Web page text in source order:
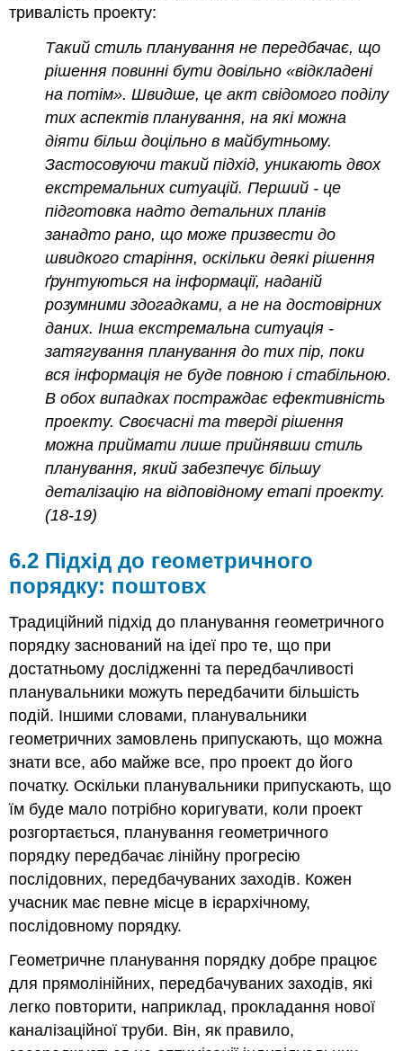
тривалість проекту:
Такий стиль планування не передбачає, що
рішення повинні бути довільно «відкладені
на потім». Швидше, це акт свідомого поділу
тих аспектів планування, на які можна
діяти більш доцільно в майбутньому.
Застосовуючи такий підхід, уникають двох
екстремальних ситуацій. Перший - це
підготовка надто детальних планів
занадто рано, що може призвести до
швидкого старіння, оскільки деякі рішення
ґрунтуються на інформації, наданій
розумними здогадками, а не на достовірних
даних. Інша екстремальна ситуація -
затягування планування до тих пір, поки
вся інформація не буде повною і стабільною.
В обох випадках постраждає ефективність
проекту. Своєчасні та тверді рішення
можна приймати лише прийнявши стиль
планування, який забезпечує більшу
деталізацію на відповідному етапі проекту.
(18-19)
6.2 Підхід до геометричного
порядку: поштовх
Традиційний підхід до планування геометричного
порядку заснований на ідеї про те, що при
достатньому дослідженні та передбачливості
планувальники можуть передбачити більшість
подій. Іншими словами, планувальники
геометричних замовлень припускають, що можна
знати все, або майже все, про проект до його
початку. Оскільки планувальники припускають, що
їм буде мало потрібно коригувати, коли проект
розгортається, планування геометричного
порядку передбачає лінійну прогресію
послідовних, передбачуваних заходів. Кожен
учасник має певне місце в ієрархічному,
послідовному порядку.
Геометричне планування порядку добре працює
для прямолінійних, передбачуваних заходів, які
легко повторити, наприклад, прокладання нової
каналізаційної труби. Він, як правило,